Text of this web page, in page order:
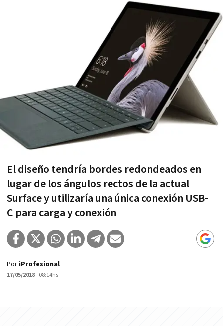
El diseño tendría bordes redondeados en
lugar de los ángulos rectos de la actual
Surface y utilizaría una única conexión USB-
C para carga y conexión
Por iProfesional
17/05/2018- 08:14hs